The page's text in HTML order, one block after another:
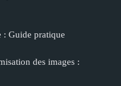
: Guide pratique
des images :